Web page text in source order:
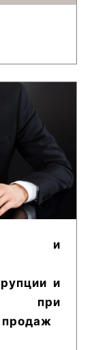
и
и
при
продаж